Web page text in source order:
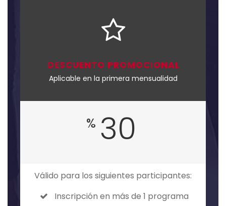
DESCUENTO PROMOCIONAL
Aplicable en la primera mensualidad
% 30
Válido para los siguientes participantes:
Inscripción en más de 1 programa